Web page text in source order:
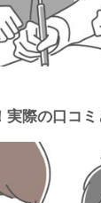
実際の口コ